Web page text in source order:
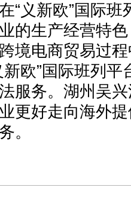
“义新欧”国际
的生产经营特
境电商贸易过
欧”国际班列
服务。湖州吴
更好走向海外
。